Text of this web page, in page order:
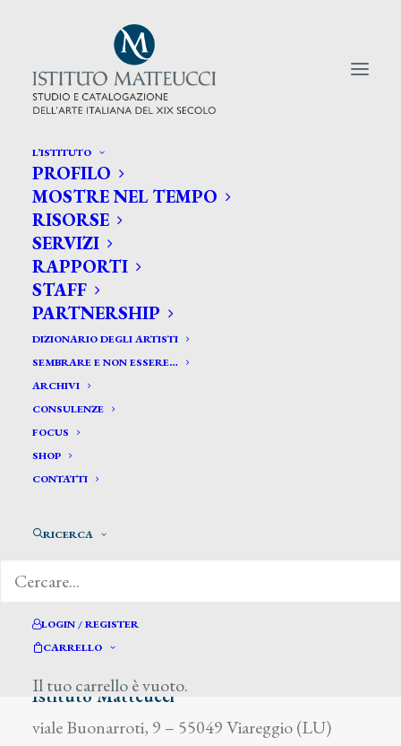
L’ISTITUTO
PROFILO
MOSTRE NEL TEMPO
RISORSE
SERVIZI
RAPPORTI
STAFF
PARTNERSHIP
DIZIONARIO DEGLI ARTISTI
SEMBRARE E NON ESSERE…
ARCHIVI
CONSULENZE
FOCUS
SHOP
CONTATTI
RICERCA
LOGIN / REGISTER
CARRELLO
Il tuo carrello è vuoto.
CERCA TRA GLI ARTISTI:
Search
for:
De Madrazo y Garreta
Raimundo
Istituto Matteucci
viale Buonarroti, 9 – 55049 Viareggio (LU)